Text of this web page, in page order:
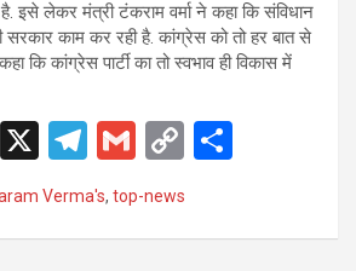
इसे लेकर मंत्री टंकराम वर्मा ने कहा कि संविधान
काम कर रही है. कांग्रेस को तो हर बात से
कि कांग्रेस पार्टी का तो स्वभाव ही विकास में
W X
T
el
e
G
ail
C
Verma's, top-news